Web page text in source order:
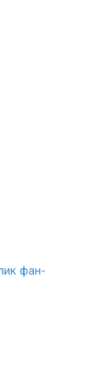
фан-